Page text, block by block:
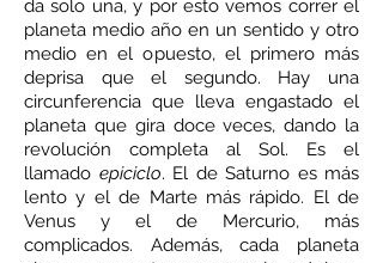
da solo una, y por esto vemos correr el
planeta medio año en un sentido y otro
medio en el opuesto, el primero más
deprisa que el segundo. Hay una
circunferencia que lleva engastado el
planeta que gira doce veces, dando la
revolución completa al Sol. Es el
llamado epiciclo. El de Saturno es más
lento y el de Marte más rápido. El de
Venus y el de Mercurio, más
complicados. Además, cada planeta